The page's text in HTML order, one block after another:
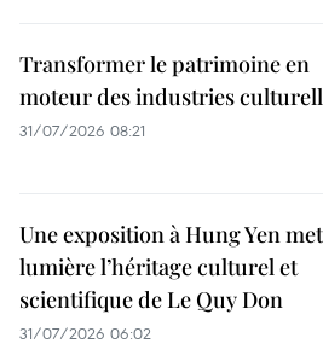
Transformer le patrimoine en
moteur des industries
31/07/2026 08:21
Une exposition à Hung Yen
lumière l’héritage culturel et
scientifique de Le Quy Don
31/07/2026 06:02